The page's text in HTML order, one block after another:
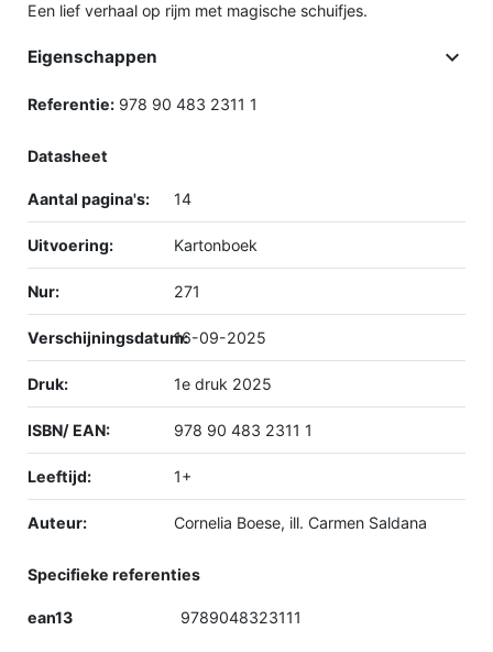
Een lief verhaal op rijm met magische schuifjes.
Eigenschappen 
Referentie: 978 90 483 2311 1
Datasheet
Aantal pagina's: 14
Uitvoering: Kartonboek
Nur: 271
Verschijningsdatum:16-09-2025
Druk: 1e druk 2025
ISBN/ EAN: 978 90 483 2311 1
Leeftijd: 1+
Auteur: Cornelia Boese, ill. Carmen Saldana
Specifieke referenties
ean13 9789048323111